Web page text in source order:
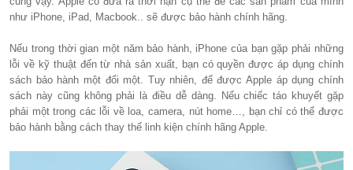
như iPhone, iPad, Macbook.. sẽ được bảo hành chính hãng.
Nếu trong thời gian một năm bảo hành, iPhone của bạn gặp phải những
lỗi về kỹ thuật đến từ nhà sản xuất, bạn có quyền được áp dụng chính
sách bảo hành một đổi một. Tuy nhiên, để được Apple áp dụng chính
sách này cũng không phải là điều dễ dàng. Nếu chiếc táo khuyết gặp
phải một trong các lỗi về loa, camera, nút home…, bạn chỉ có thể được
bảo hành bằng cách thay thế linh kiện chính hãng Apple.